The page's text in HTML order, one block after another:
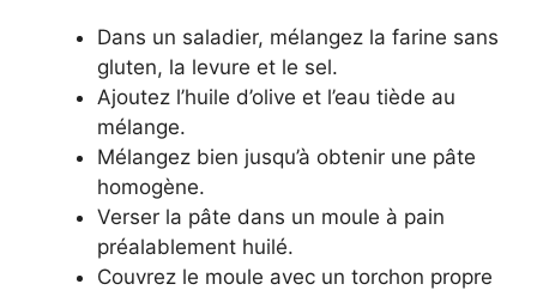
Dans un saladier, mélangez la farine sans
gluten, la levure et le sel.
Ajoutez l’huile d’olive et l’eau tiède au
mélange.
Mélangez bien jusqu’à obtenir une pâte
homogène.
Verser la pâte dans un moule à pain
préalablement huilé.
Couvrez le moule avec un torchon propre